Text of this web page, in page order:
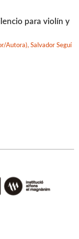
para violín y
Autora), Salvador Seguí